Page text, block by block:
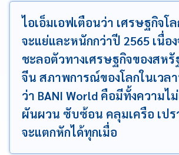
ไอเอ็มเอฟเตือนว่า เศรษฐกิจโ
จะแย่และหนักกว่าปี 2565 เนื่อง
ชะลอตัวทางเศรษฐกิจของสหรั
จีน สภาพการณ์ของโลกในเวล
ว่า BANI World คือมีทั้งความ
ผันผวน ซับซ้อน คลุมเครือ เปร
จะแตกหักได้ทุกเมื่อ